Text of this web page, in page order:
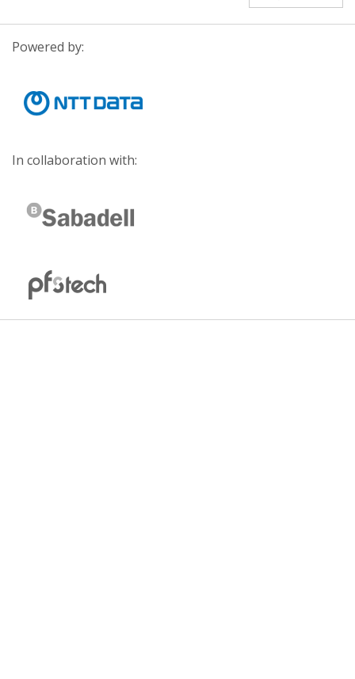
Powered by:
In collaboration with: